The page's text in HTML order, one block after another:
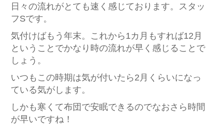
日々の流れがとても速く感じております。スタッ
フSです。
気付けばもう年末。これから1カ月もすれば12月
ということでかなり時の流れが早く感じることで
しょう。
いつもこの時期は気が付いたら2月くらいになっ
ている気がします。
しかも寒くて布団で安眠できるのでなおさら時間
が早いですね！